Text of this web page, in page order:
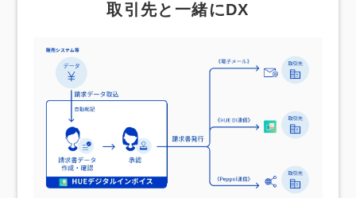
取引先と一緒にDX